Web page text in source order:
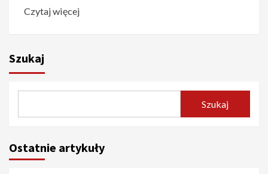
Czytaj więcej
Szukaj
Szukaj
Ostatnie artykuły